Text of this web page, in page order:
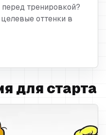
тренировкой?
оттенки в
для старта